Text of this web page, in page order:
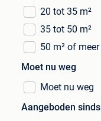
20 tot 35 m²
35 tot 50 m²
50 m² of meer
Moet nu weg
Moet nu weg
Aangeboden sinds